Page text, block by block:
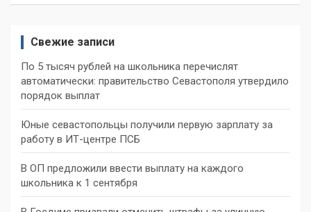
Свежие записи
По 5 тысяч рублей на школьника перечислят
автоматически: правительство Севастополя утвердило
порядок выплат
Юные севастопольцы получили первую зарплату за
работу в ИТ-центре ПСБ
В ОП предложили ввести выплату на каждого
школьника к 1 сентября